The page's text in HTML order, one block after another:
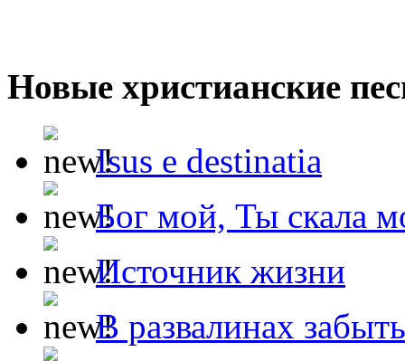
Новые христианские
Isus e destinatia
Бог мой, Ты скала
Источник жизни
В развалинах